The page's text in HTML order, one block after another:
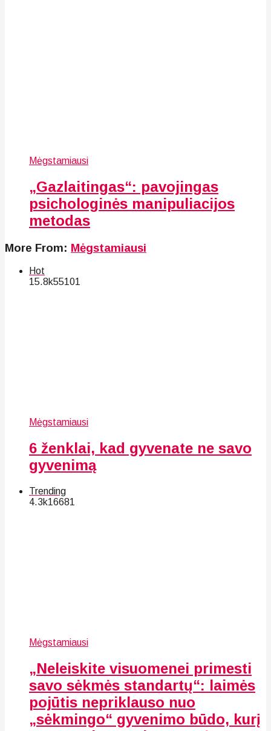
Mėgstamiausi
„Gazlaitingas“: pavojingas
psichologinės manipuliacijos
metodas
More From: Mėgstamiausi
Hot
15.8k55101
Mėgstamiausi
6 ženklai, kad gyvenate ne savo
gyvenimą
Trending
4.3k16681
Mėgstamiausi
„Neleiskite visuomenei primesti
savo sėkmės standartų“: laimės
pojūtis nepriklauso nuo
„sėkmingo“ gyvenimo būdo, kurį